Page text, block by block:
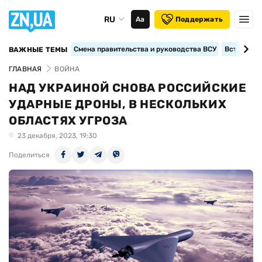
RU Аа Поддержать
ВАЖНЫЕ ТЕМЫ Смена правительства и руководства ВСУ
ГЛАВНАЯ ВОЙНА
НАД УКРАИНОЙ СНОВА РОССИЙСКИЕ
УДАРНЫЕ ДРОНЫ, В НЕСКОЛЬКИХ
ОБЛАСТЯХ УГРОЗА
23 декабря, 2023, 19:30
Поделиться